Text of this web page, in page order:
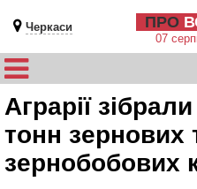
Черкаси ПРО
07
Аграрії
тонн зернових
зернобобових